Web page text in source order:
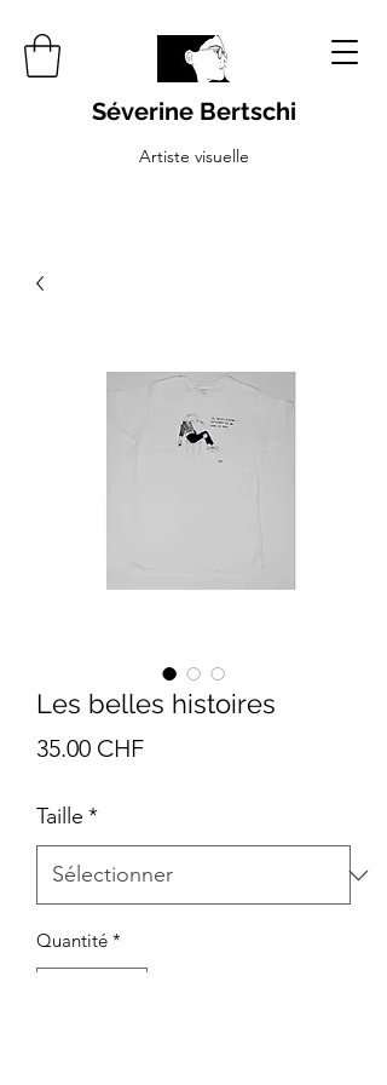
Séverine Bertschi
Artiste visuelle
Les belles histoires
35.00 CHFPrix
Taille *
Quantité *